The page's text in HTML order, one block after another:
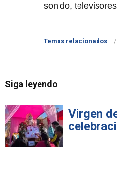
sonido,
Temas relacionados
Siga leyendo
Virgen